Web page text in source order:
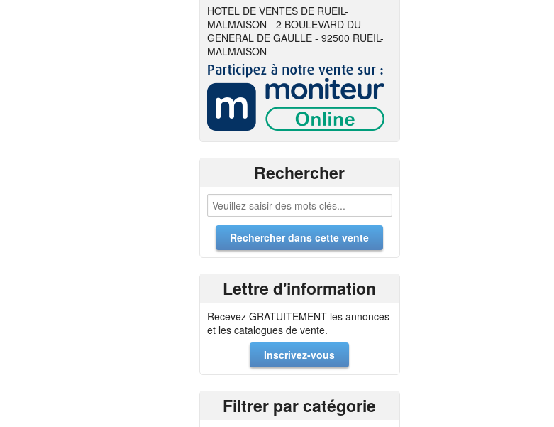
HOTEL DE VENTES DE RUEIL-
MALMAISON - 2 BOULEVARD DU
GENERAL DE GAULLE - 92500 RUEIL-
MALMAISON
Rechercher
Lettre d'information
Recevez GRATUITEMENT les annonces
et les catalogues de vente.
Inscrivez-vous
Filtrer par catégorie